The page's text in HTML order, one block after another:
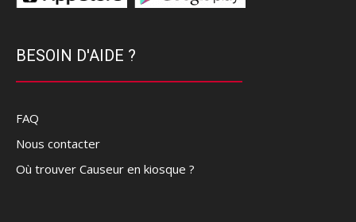
BESOIN D'AIDE ?
FAQ
Nous contacter
Où trouver Causeur en kiosque ?